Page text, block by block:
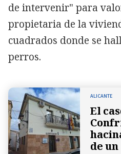
de intervenir" para
propietaria de la
cuadrados donde se
perros.
ALICANTE
El
de